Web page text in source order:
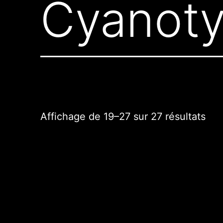
Affichage de 19–27 sur 27 résultats